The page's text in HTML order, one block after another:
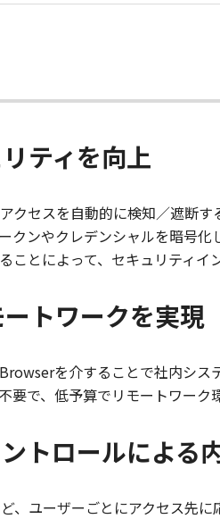
ティを向上
クセスを自動的に検知／遮断
クンやクレデンシャルを暗号
とによって、セキュリティイ
トワークを実現
を介することで社内シ
で、低予算でリモートワーク
トロールによる
、ユーザーごとにアクセス先